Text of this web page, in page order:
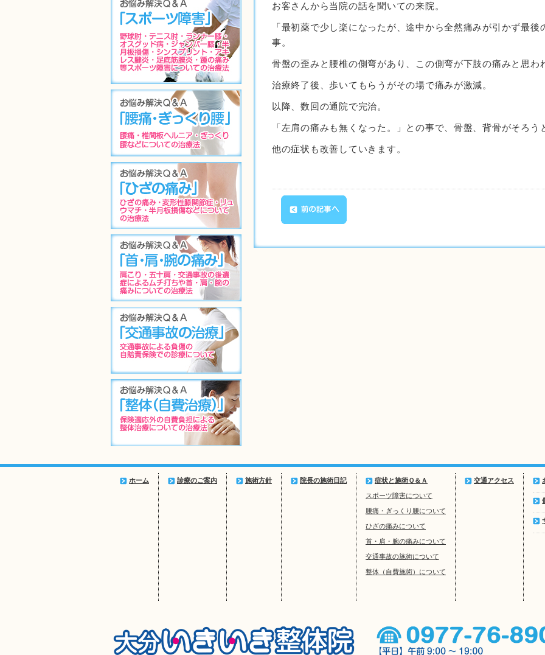
お客さんから当院の話を聞いての来院。
「最初薬で少し楽になったが、途中から全然痛みが引かず最
事。
骨盤の歪みと腰椎の側弯があり、この側弯が下肢の痛みと思わ
治療終了後、歩いてもらうがその場で痛みが激減。
以降、数回の通院で完治。
「左肩の痛みも無くなった。」との事で、骨盤、背骨がそろう
他の症状も改善していきます。
ホーム 診療のご案内 施術方針 院長の施術日記
症状と施術Ｑ＆Ａ
スポーツ障害について
腰痛・ぎっくり腰について
ひざの痛みについて
首・肩・腕の痛みについて
交通事故の施術について
整体（自費施術）について
交通アクセス